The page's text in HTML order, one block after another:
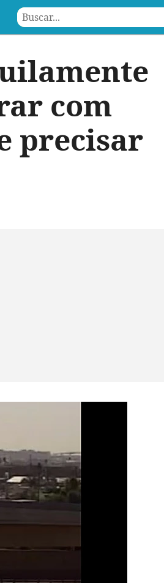
com
precisar